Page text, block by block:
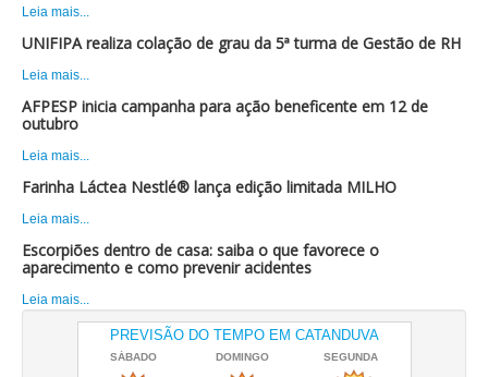
Leia mais...
UNIFIPA realiza colação de grau da 5ª turma de Gestão de RH
Leia mais...
AFPESP inicia campanha para ação beneficente em 12 de
outubro
Leia mais...
Farinha Láctea Nestlé® lança edição limitada MILHO
Leia mais...
Escorpiões dentro de casa: saiba o que favorece o
aparecimento e como prevenir acidentes
Leia mais...